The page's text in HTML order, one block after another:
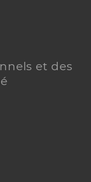
et des